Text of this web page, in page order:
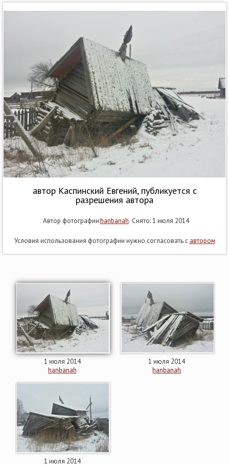
автор Каспинский Евгений, публикуется с
разрешения автора
Автор фотографии:hanbanah Снято: 1 июля 2014
Условия использования фотографии нужно согласовать с автором
1 июля 2014
hanbanah
1 июля 2014
hanbanah
1 июля 2014